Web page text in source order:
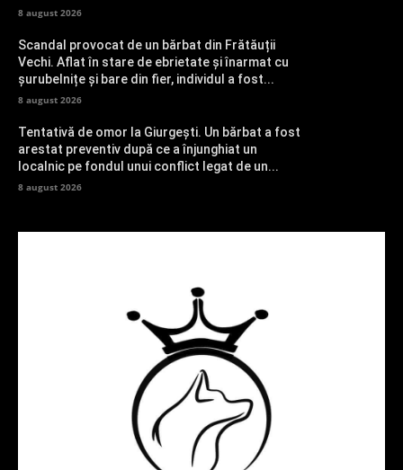
8 august 2026
Scandal provocat de un bărbat din Frătăuții
Vechi. Aflat în stare de ebrietate și înarmat cu
șurubelnițe și bare din fier, individul a fost...
8 august 2026
Tentativă de omor la Giurgești. Un bărbat a fost
arestat preventiv după ce a înjunghiat un
localnic pe fondul unui conflict legat de un...
8 august 2026